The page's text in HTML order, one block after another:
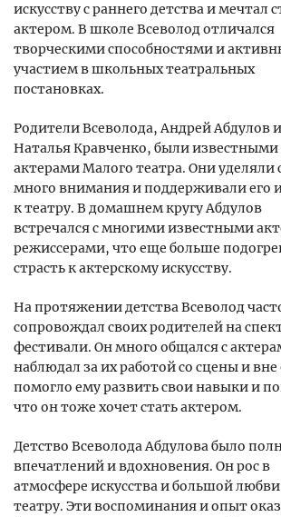
искусству с раннего детства и мечтал
актером. В школе Всеволод отличался
творческими способностями и
участием в школьных театральных
постановках.
Родители Всеволода, Андрей Абдулов и
Наталья Кравченко, были известными
актерами Малого театра. Они уделяли
много внимания и поддерживали его
к театру. В домашнем кругу Абдулов
встречался с многими известными
режиссерами, что еще больше
страсть к актерскому искусству.
На протяжении детства Всеволод
сопровождал своих родителей на
фестивали. Он много общался с
наблюдал за их работой со сцены и вне
помогло ему развить свои навыки и
что он тоже хочет стать актером.
Детство Всеволода Абдулова было
впечатлений и вдохновения. Он рос в
атмосфере искусства и большой
театру. Эти воспоминания и опыт